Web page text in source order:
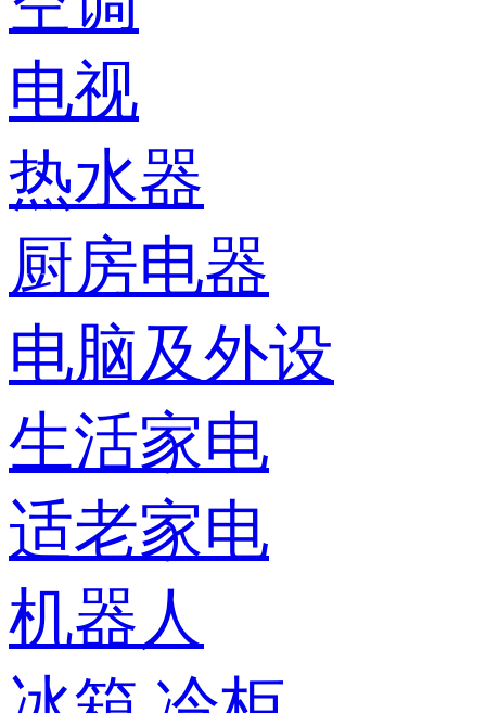
电视
热水器
厨房电器
电脑及外设
生活家电
适老家电
机器人